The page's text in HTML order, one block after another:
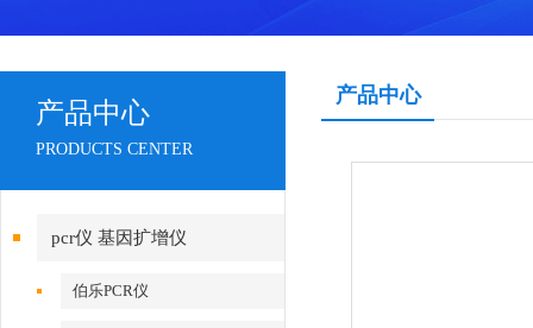
产品中心
PRODUCTS CENTER
pcr仪 基因扩增仪
伯乐PCR仪
产品中心